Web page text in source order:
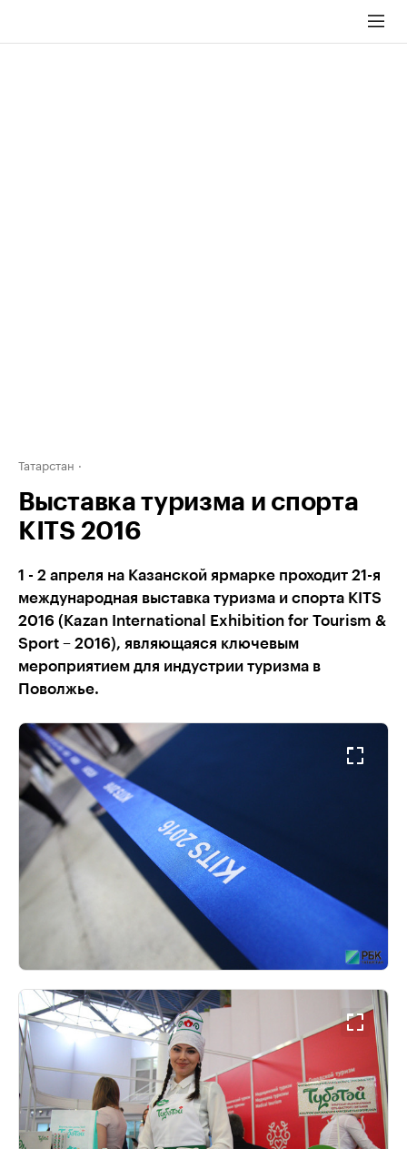
Татарстан
Выставка туризма и спорта
KITS 2016
1 - 2 апреля на Казанской ярмарке проходит 21-я
международная выставка туризма и спорта KITS
2016 (Kazan International Exhibition for Tourism &
Sport – 2016), являющаяся ключевым
мероприятием для индустрии туризма в
Поволжье.